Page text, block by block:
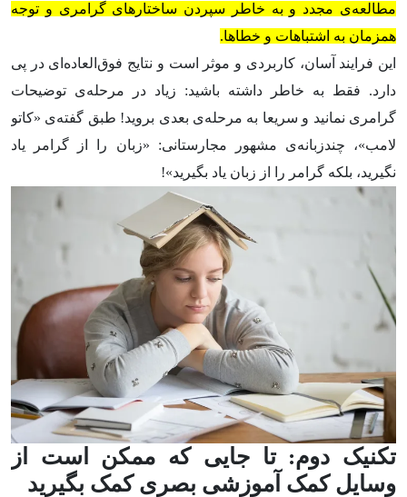
مطالعه‌ی مجدد و به خاطر سپردن ساختار‌های گرامری و توجه
همزمان به اشتباهات و خطاها.
این فرایند آسان، کاربردی و موثر است و نتایج فوق‌العاده‌ای در پی
دارد. فقط به خاطر داشته باشید: زیاد در مرحله‌ی توضیحات
گرامری نمانید و سریعا به مرحله‌ی بعدی بروید! طبق گفته‌ی «کاتو
لامب»، چند‌زبانه‌ی مشهور مجارستانی: «زبان را از گرامر یاد
نگیرید، بلکه گرامر را از زبان یاد بگیرید»!
تکنیک دوم: تا جایی که ممکن است از
وسایل کمک آموزشی بصری کمک بگیرید